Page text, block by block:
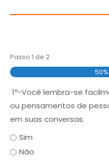
Passo 1 de 2
50%
1º-Você lembra-se
ou pensamentos de
em suas conversas.
Sim
Não